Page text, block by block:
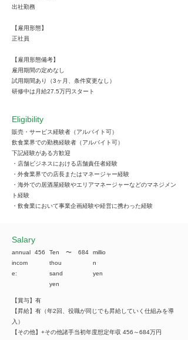
出社勤務
【雇用形態】
正社員
【雇用形態備考】
雇用期間の定めなし
試用期間あり（3ヶ月、条件変更なし）
研修中は月給27.5万円スタート
Eligibility
販売・サービス経験者（アルバイト可）
飲食業界での勤務経験者（アルバイト可）
下記経験がある方歓迎
・店舗ビジネスにおける店舗責任者経験
・外食業界での店長またはマネージャー経験
・海外での居酒屋経験やエリアマネージャーなどのマネジメン
ト経験
・飲食業において事業企画経験や経営に携わった経験
​Salary
annual
incom
e:
456
Ten
thou
sand
yen
​〜 684
millio
n
yen
【賞与】有
【昇給】有（年2回、役職が同じでも昇給していく仕組みを導
入）
【その他】+その他諸手当初年度想定年収 456～684万円